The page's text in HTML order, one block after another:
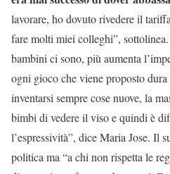
lavorare, ho dovuto rivedere il
fare molti miei colleghi”,
bambini ci sono, più aumenta
ogni gioco che viene proposto
inventarsi sempre cose nuove, la
bimbi di vedere il viso e quindi è
l’espressività”, dice Maria Jose. Il
politica ma “a chi non rispetta le